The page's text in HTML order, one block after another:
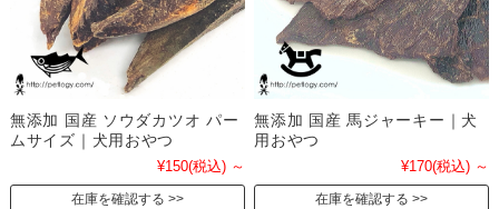
無添加 国産 ソウダカツオ パー
ムサイズ｜犬用おやつ
¥150(税込) ～
在庫を確認する
無添加 国産 馬ジャーキー｜犬
用おやつ
¥170(税込) ～
在庫を確認する